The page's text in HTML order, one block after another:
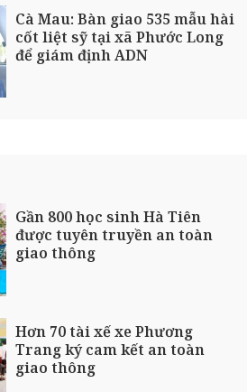
Cà Mau: Bàn giao 535 mẫu hài
cốt liệt sỹ tại xã Phước Long
để giám định ADN
Gần 800 học sinh Hà Tiên
được tuyên truyền an toàn
giao thông
Hơn 70 tài xế xe Phương
Trang ký cam kết an toàn
giao thông